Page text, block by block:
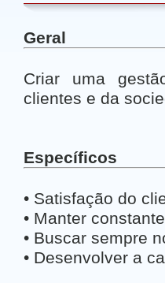
Geral
Criar uma
clientes e da
Específicos
• Satisfação do
• Manter
• Buscar sempre
• Desenvolver a